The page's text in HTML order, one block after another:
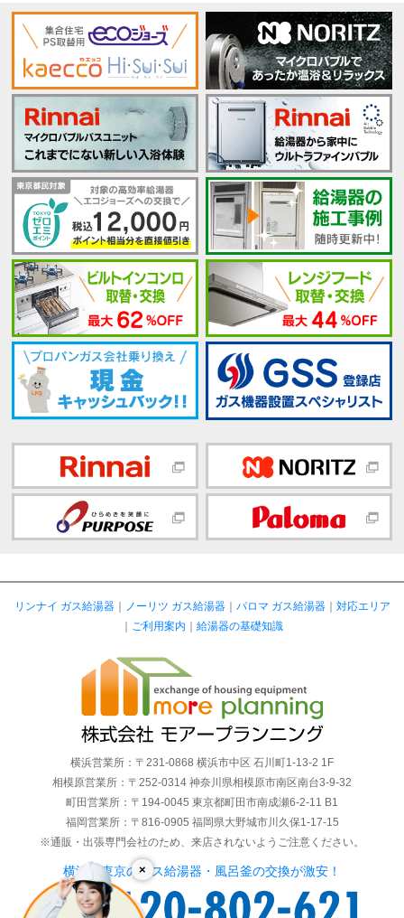
×
リンナイ ガス給湯器｜ ノーリツ ガス給湯器｜ パロマ ガス給湯器｜ 対応エリア
｜ ご利用案内 ｜ 給湯器の基礎知識
横浜営業所：〒231-0868 横浜市中区 石川町1-13-2 1F
相模原営業所：〒252-0314 神奈川県相模原市南区南台3-9-32
町田営業所：〒194-0045 東京都町田市南成瀬6-2-11 B1
福岡営業所：〒816-0905 福岡県大野城市川久保1-17-15
※通販・出張専門会社のため、来店されないようご注意ください。
横浜・東京のガス給湯器・風呂釜の交換が激安！